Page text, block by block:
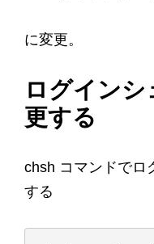
に変更。
ログイン
更する
chsh コマンドでロ
する